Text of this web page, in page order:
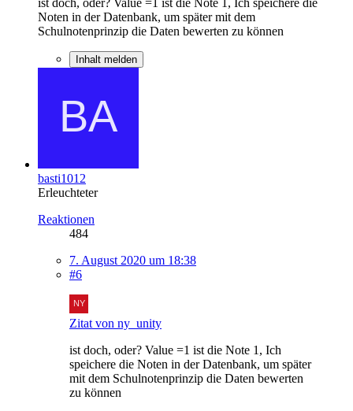
Noten in der Datenbank, um später mit dem
Schulnotenprinzip die Daten bewerten zu können
Inhalt melden
basti1012
Erleuchteter
Reaktionen
484
7. August 2020 um 18:38
#6
Zitat von ny_unity
ist doch, oder? Value =1 ist die Note 1, Ich
speichere die Noten in der Datenbank, um später
mit dem Schulnotenprinzip die Daten bewerten
zu können